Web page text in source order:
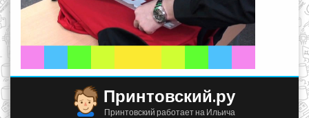
Принтовский.ру
Принтовский работает на Ильича